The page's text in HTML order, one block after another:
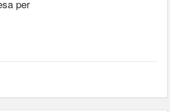
per